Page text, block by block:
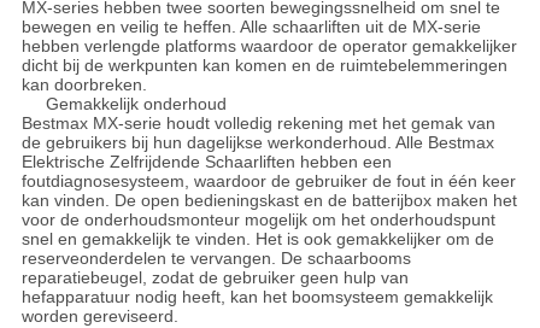
MX-series hebben twee soorten bewegingssnelheid om snel te
bewegen en veilig te heffen. Alle schaarliften uit de MX-serie
hebben verlengde platforms waardoor de operator gemakkelijker
dicht bij de werkpunten kan komen en de ruimtebelemmeringen
kan doorbreken.
Gemakkelijk onderhoud
Bestmax MX-serie houdt volledig rekening met het gemak van
de gebruikers bij hun dagelijkse werkonderhoud. Alle Bestmax
Elektrische Zelfrijdende Schaarliften hebben een
foutdiagnosesysteem, waardoor de gebruiker de fout in één keer
kan vinden. De open bedieningskast en de batterijbox maken het
voor de onderhoudsmonteur mogelijk om het onderhoudspunt
snel en gemakkelijk te vinden. Het is ook gemakkelijker om de
reserveonderdelen te vervangen. De schaarbooms
reparatiebeugel, zodat de gebruiker geen hulp van
hefapparatuur nodig heeft, kan het boomsysteem gemakkelijk
worden gereviseerd.